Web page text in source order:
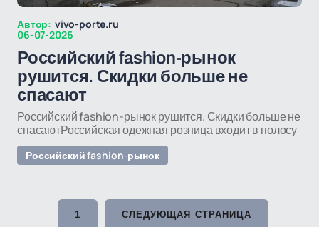
Автор: vivo-porte.ru
06-07-2026
Российский fashion-рынок
рушится. Скидки больше не
спасают
Российский fashion-рынок рушится. Скидки больше не
спасаютРоссийская одежная розница входит в полосу
Российский fashion-рынок
1 СЛЕДУЮЩАЯ СТРАНИЦА